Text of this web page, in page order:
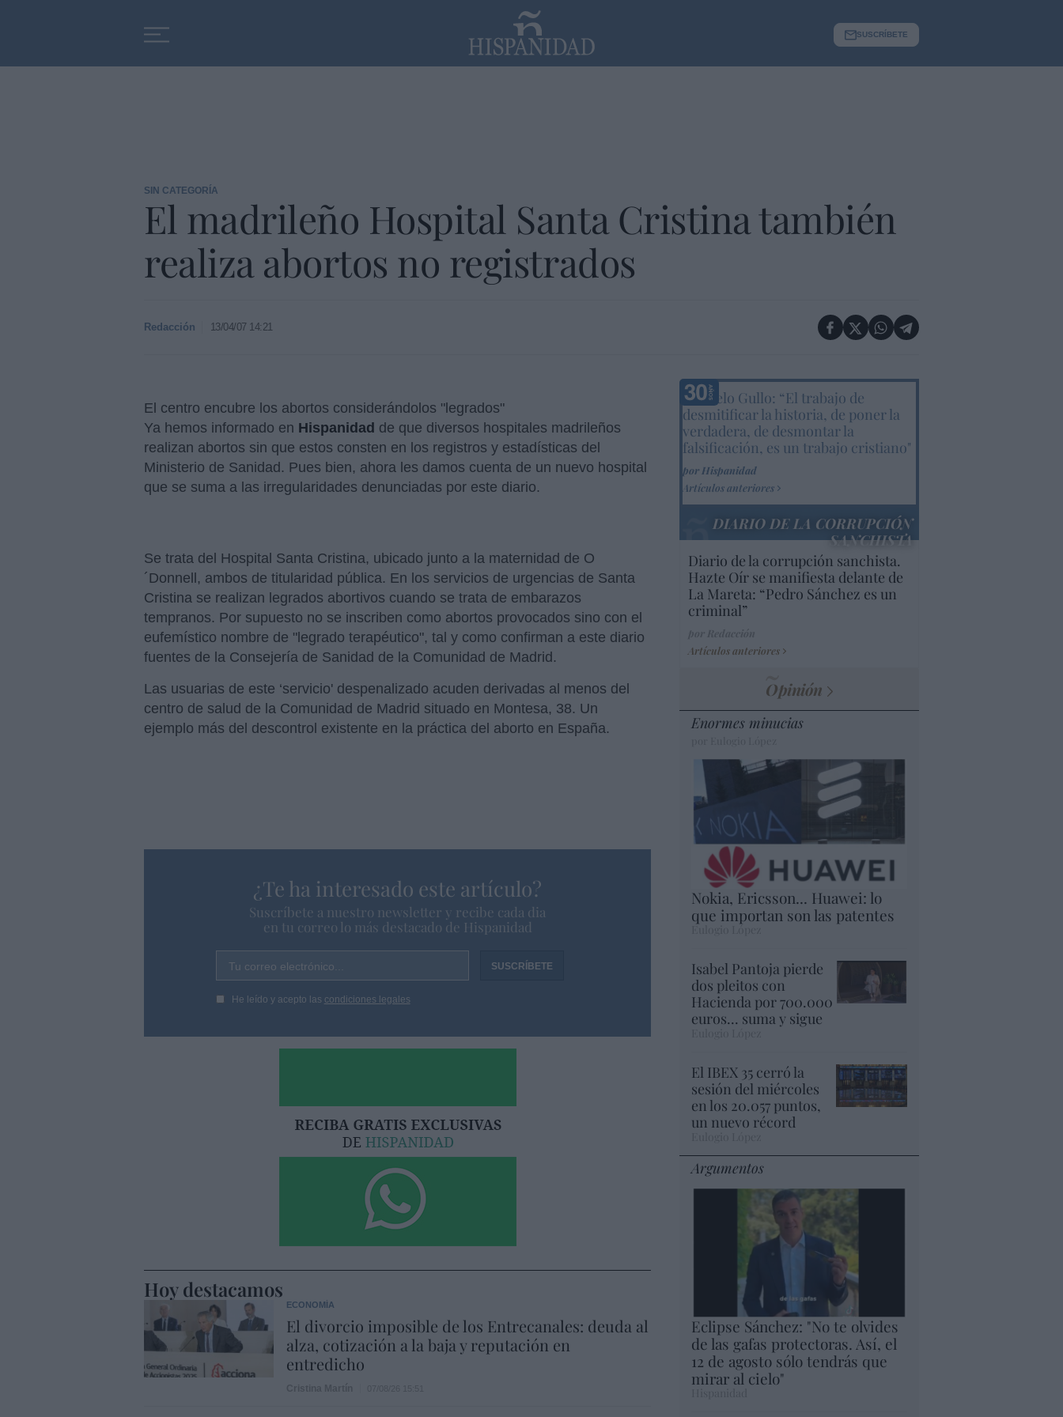
SUSCRÍBETE
SIN CATEGORÍA
El madrileño Hospital Santa Cristina también
realiza abortos no registrados
Redacción 13/04/07 14:21
El centro encubre los abortos considerándolos "legrados"
Ya hemos informado en Hispanidad de que diversos hospitales madrileños
realizan abortos sin que estos consten en los registros y estadísticas del
Ministerio de Sanidad. Pues bien, ahora les damos cuenta de un nuevo hospital
que se suma a las irregularidades denunciadas por este diario.
Se trata del Hospital Santa Cristina, ubicado junto a la maternidad de O
´Donnell, ambos de titularidad pública. En los servicios de urgencias de Santa
Cristina se realizan legrados abortivos cuando se trata de embarazos
tempranos. Por supuesto no se inscriben como abortos provocados sino con el
eufemístico nombre de "legrado terapéutico", tal y como confirman a este diario
fuentes de la Consejería de Sanidad de la Comunidad de Madrid.
Las usuarias de este ‘servicio' despenalizado acuden derivadas al menos del
centro de salud de la Comunidad de Madrid situado en Montesa, 38. Un
ejemplo más del descontrol existente en la práctica del aborto en España.
¿Te ha interesado este artículo?
Suscríbete a nuestro newsletter y recibe cada dia
en tu correo lo más destacado de Hispanidad
Tu correo electrónico...
He leído y acepto las condiciones legales
Hoy destacamos
ECONOMÍA
El divorcio imposible de los Entrecanales: deuda al
alza, cotización a la baja y reputación en
entredicho
Marcelo Gullo: “El trabajo de
desmitificar la historia, de poner la
verdadera, de desmontar la
falsificación, es un trabajo cristiano"
por Hispanidad
Artículos anteriores
DIARIO DE LA CORRUPCIÓN
SANCHISTA
Diario de la corrupción sanchista.
Hazte Oír se manifiesta delante de
La Mareta: “Pedro Sánchez es un
criminal”
Artículos anteriores
Opinión
Enormes minucias
Nokia, Ericsson... Huawei: lo
que importan son las patentes
Eulogio López
Isabel Pantoja pierde
dos pleitos con
Hacienda por 700.000
euros... suma y sigue
El IBEX 35 cerró la
sesión del miércoles
en los 20.057 puntos,
un nuevo récord
Argumentos
Eclipse Sánchez: "No te olvides
de las gafas protectoras. Así, el
12 de agosto sólo tendrás que
mirar al cielo"